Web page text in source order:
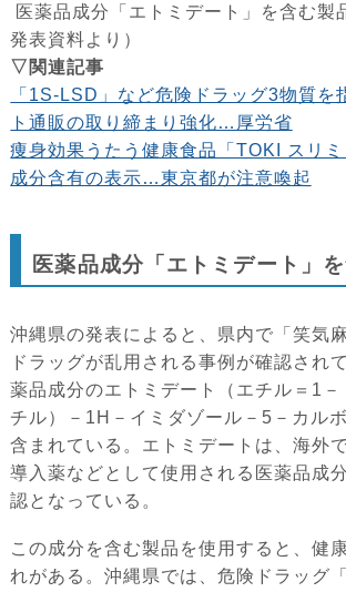
医薬品成分「エトミデート」を含む製
発表資料より）
▽関連記事
「1S-LSD」など危険ドラッグ3物質を
ト通販の取り締まり強化…厚労省
痩身効果うたう健康食品「TOKI スリ
成分含有の表示…東京都が注意喚起
医薬品成分「エトミデート」
沖縄県の発表によると、県内で「笑気
ドラッグが乱用される事例が確認され
薬品成分のエトミデート（エチル＝1－
チル）－1H－イミダゾール－5－カル
含まれている。エトミデートは、海外
導入薬などとして使用される医薬品成
認となっている。
この成分を含む製品を使用すると、健
れがある。沖縄県では、危険ドラッグ